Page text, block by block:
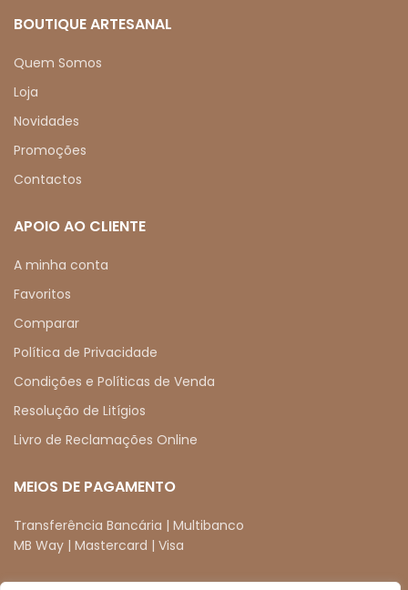
BOUTIQUE ARTESANAL
Quem Somos
Loja
Novidades
Promoções
Contactos
APOIO AO CLIENTE
A minha conta
Favoritos
Comparar
Política de Privacidade
Condições e Políticas de Venda
Resolução de Litígios
Livro de Reclamações Online
MEIOS DE PAGAMENTO
Transferência Bancária | Multibanco
MB Way | Mastercard | Visa